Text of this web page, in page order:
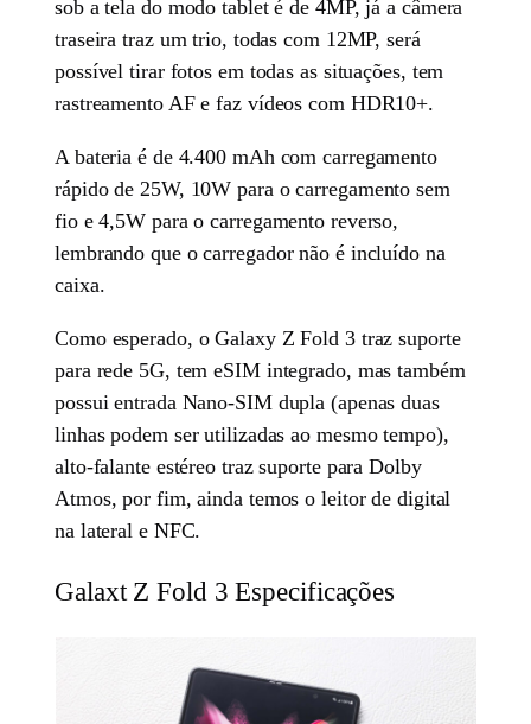
sob a tela do modo tablet é de 4MP, já a câmera
traseira traz um trio, todas com 12MP, será
possível tirar fotos em todas as situações, tem
rastreamento AF e faz vídeos com HDR10+.
A bateria é de 4.400 mAh com carregamento
rápido de 25W, 10W para o carregamento sem
fio e 4,5W para o carregamento reverso,
lembrando que o carregador não é incluído na
caixa.
Como esperado, o Galaxy Z Fold 3 traz suporte
para rede 5G, tem eSIM integrado, mas também
possui entrada Nano-SIM dupla (apenas duas
linhas podem ser utilizadas ao mesmo tempo),
alto-falante estéreo traz suporte para Dolby
Atmos, por fim, ainda temos o leitor de digital
na lateral e NFC.
Galaxt Z Fold 3 Especificações